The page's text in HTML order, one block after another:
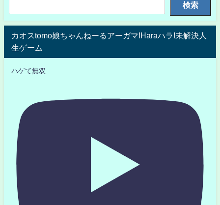
検索
カオスtomo娘ちゃんねーるアーガマ!Haraハラ!未解決人
生ゲーム
ハゲて無双